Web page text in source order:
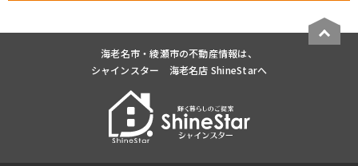
海老名市・綾瀬市の不動産情報は、
シャインスター 海老名店 ShineStarへ